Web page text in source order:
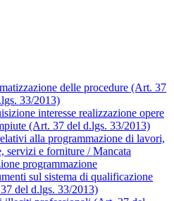
delle procedure (Art. 37
33/2013)
interesse realizzazione opere
(Art. 37 del d.lgs. 33/2013)
alla programmazione di lavori,
servizi e forniture / Mancata
programmazione
sul sistema di qualificazione
del d.lgs. 33/2013)